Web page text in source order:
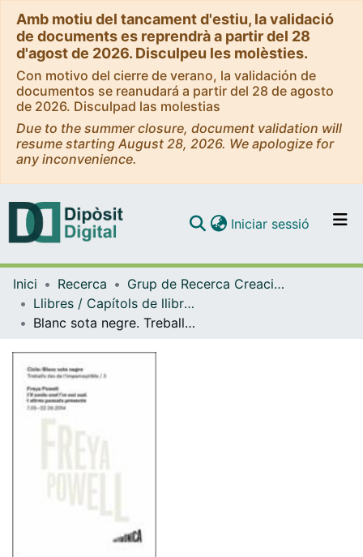
Amb motiu del tancament d'estiu, la validació
de documents es reprendrà a partir del 28
d'agost de 2026. Disculpeu les molèsties.
Con motivo del cierre de verano, la validación de
documentos se reanudará a partir del 28 de agosto
de 2026. Disculpad las molestias
Due to the summer closure, document validation will
resume starting August 28, 2026. We apologize for
any inconvenience.
Navega per tot el DD
Com publicar
Iniciar sessió (current)
Inici Recerca
Grup de Recerca Creació i pensament de les dones
Llibres / Capítols de llibre (Grup de Recerca Creació i pensament de les dones)
Blanc sota negre. Treballs des de l'imperceptible / 3. Freya Powell: I'll smile and I'm not sad. I altres passats presents